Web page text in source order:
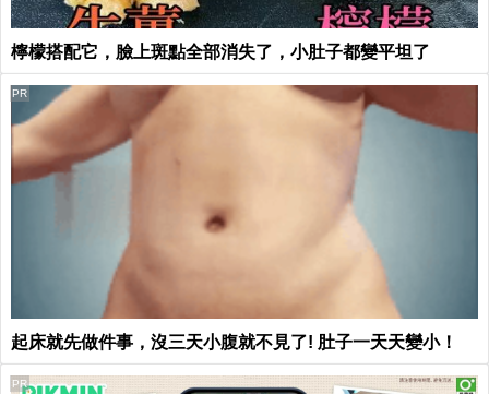
檸檬搭配它，臉上斑點全部消失了，小肚子都變平坦了
起床就先做件事，沒三天小腹就不見了! 肚子一天天變小！
PR
PR